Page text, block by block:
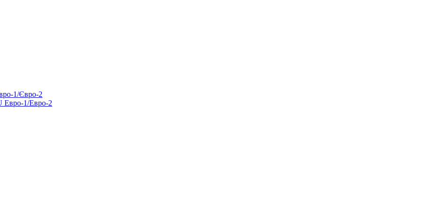
Евро-1/Евро-2